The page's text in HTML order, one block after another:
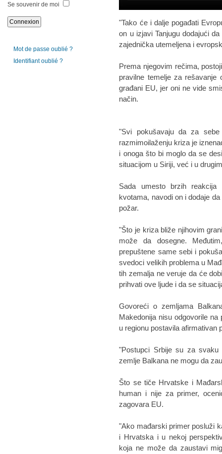
"Tako će i dalje pogađati
on u izjavi Tanjugu dodajući
zajednička utemeljena i
Prema njegovim rečima,
pravilne temelje za rešavanje
građani EU, jer oni ne vide
način.
"Svi pokušavaju da za
razmimoilaženju kriza je
i onoga što bi moglo da se
situacijom u Siriji, već i u
Sada umesto brzih
kvotama, navodi on i dodaje
požar.
"Što je kriza bliže njihovim
može da dosegne.
prepuštene same sebi i
svedoci velikih problema u
tih zemalja ne veruje da će
prihvati ove ljude i da se
Govoreći o zemljama
Makedonija nisu odgovorile
u regionu postavila afirmativan
"Postupci Srbije su za svaku
zemlje Balkana ne mogu da
Što se tiče Hrvatske i
human i nije za primer,
zagovara EU.
"Ako mađarski primer posluži
i Hrvatska i u nekoj
koja ne može da zaustavi
Se souvenir de moi
Mot de passe oublié ?
Identifiant oublié ?